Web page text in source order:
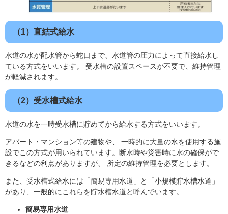
（1）直結式給水
水道の水が配水管から蛇口まで、水道管の圧力によって直接給水し
ている方式をいいます。 受水槽の設置スペースが不要で、維持管理
が軽減されます。
（2）受水槽式給水
水道の水を一時受水槽に貯めてから給水する方式をいいます。
アパート・マンション等の建物や、 一時的に大量の水を使用する施
設でこの方式が用いられています。断水時や災害時に水の確保がで
きるなどの利点がありますが、 所定の維持管理を必要とします。
また、受水槽式給水には「簡易専用水道」と「小規模貯水槽水道」
があり、一般的にこれらを貯水槽水道と呼んでいます。
簡易専用水道